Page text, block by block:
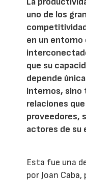
uno de los
en un entorno
que su
depende
internos, sino
relaciones
proveedores,
actores de su
Esta fue una
por Joan